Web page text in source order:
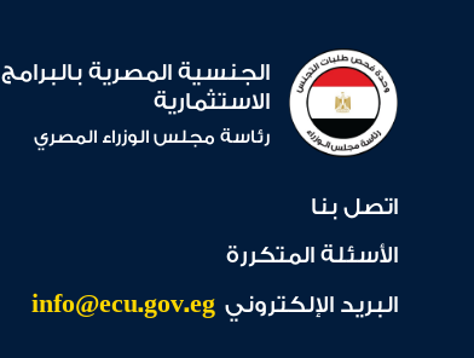
الجنسية المصرية بالبرامج
الاستثمارية
رئاسة مجلس الوزراء المصري
اتصل بنا
الأسئلة المتكررة
البريد الإلكتروني info@ecu.gov.eg